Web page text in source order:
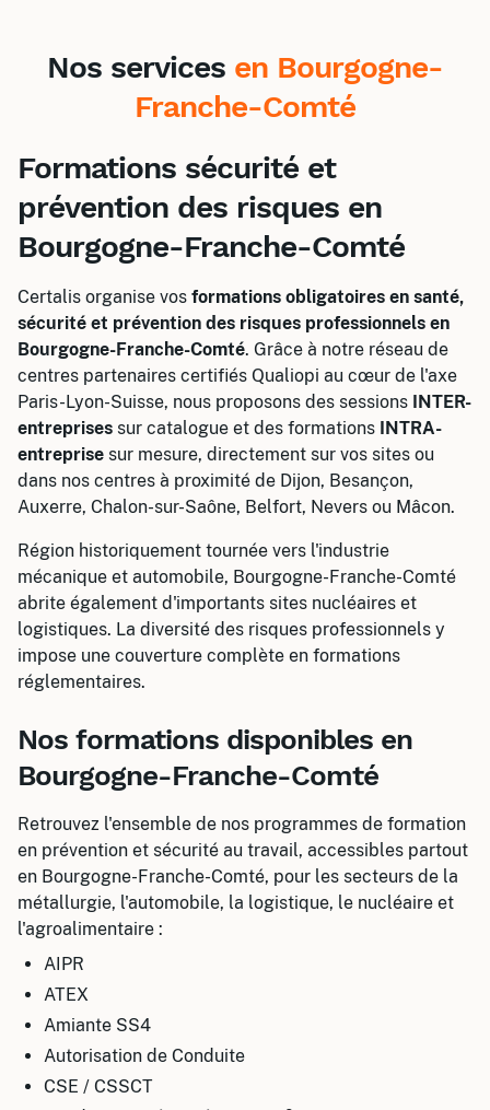
Nos services en Bourgogne-
Franche-Comté
Formations sécurité et
prévention des risques en
Bourgogne-Franche-Comté
Certalis organise vos formations obligatoires en santé,
sécurité et prévention des risques professionnels en
Bourgogne-Franche-Comté. Grâce à notre réseau de
centres partenaires certifiés Qualiopi au cœur de l'axe
Paris-Lyon-Suisse, nous proposons des sessions
INTER-
entreprises sur catalogue et des formations
INTRA-
entreprise sur mesure, directement sur vos sites ou
dans nos centres à proximité de Dijon, Besançon,
Auxerre, Chalon-sur-Saône, Belfort, Nevers ou Mâcon.
Région historiquement tournée vers l'industrie
mécanique et automobile, Bourgogne-Franche-Comté
abrite également d'importants sites nucléaires et
logistiques. La diversité des risques professionnels y
impose une couverture complète en formations
réglementaires.
Nos formations disponibles en
Bourgogne-Franche-Comté
Retrouvez l'ensemble de nos programmes de formation
en prévention et sécurité au travail, accessibles partout
en Bourgogne-Franche-Comté, pour les secteurs de la
métallurgie, l'automobile, la logistique, le nucléaire et
l'agroalimentaire :
AIPR
ATEX
Amiante SS4
Autorisation de Conduite
CSE / CSSCT